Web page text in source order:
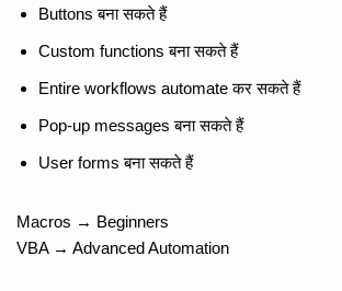
Buttons बना सकते हैं
Custom functions बना सकते हैं
Entire workflows automate कर सकते हैं
Pop-up messages बना सकते हैं
User forms बना सकते हैं
Macros → Beginners
VBA → Advanced Automation